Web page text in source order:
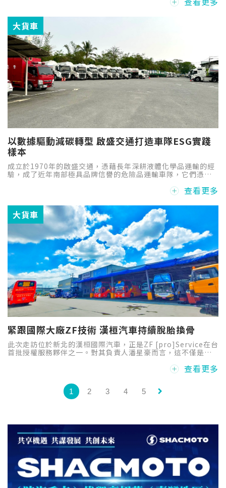
車（FCEV）並開始運營，這在日本乳製品行業尚屬首例。
大貨車
以數據驅動減碳轉型 啟盛交通打造車隊ESG實踐
樣本
成立於1970年的啟盛交通，憑藉長年深耕液體化學品運輸的經
驗，成了近年南部極具品牌信譽的危險品運輸車隊，它們憑藉
制，逐步建構一套兼顧營運效率、節能減碳與行車安全的整合
系統，為傳統貨運業提供一個具體可行的落實ESG成功案例。
查看更多
大貨車
緊跟國際大廠ZF技術 漢桓汽車持續脫胎換骨
此次走訪位於新北的漢桓國際汽車，正是ZF [pro]Service在台
首批授權服務夥伴之一。對其負責人潘星豪而言，這不僅是一
查看更多
1 2 3 4 5 keyboard_arrow_right